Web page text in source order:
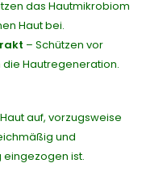
das Hautmikrobiom
Haut bei.
– Schützen vor
Hautregeneration.
auf, vorzugsweise
und
eingezogen ist.